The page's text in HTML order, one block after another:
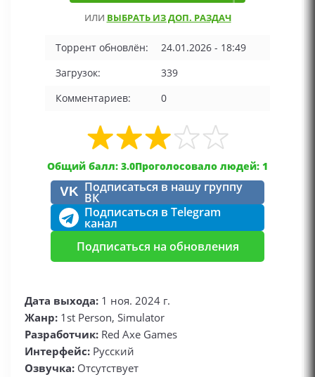
ИЛИ ВЫБРАТЬ ИЗ ДОП. РАЗДАЧ
Торрент обновлён:
24.01.2026 - 18:49
Загрузок:
339
Комментариев:
0
Общий балл: 3.0Проголосовало людей: 1
VK Подписаться в нашу группу
ВК
Подписаться в Telegram
канал
Подписаться на обновления
Дата выхода: 1 ноя. 2024 г.
Жанр: 1st Person, Simulator
Разработчик: Red Axe Games
Интерфейс: Русский
Озвучка: Отсутствует